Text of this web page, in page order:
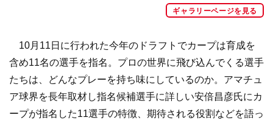
ギャラリーページを見る
10月11日に行われた今年のドラフトでカープは育成を
含め11名の選手を指名。プロの世界に飛び込んでくる選手
たちは、どんなプレーを持ち味にしているのか。アマチュ
ア球界を長年取材し指名候補選手に詳しい安倍昌彦氏にカ
ープが指名した11選手の特徴、期待される役割などを語っ